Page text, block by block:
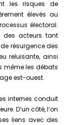
les risques de
élevés au
électoral.
des acteurs tant
résurgence des
reluisante, ainsi
même les débats
est-ouest.
internes conduit
D’un côté, l’on
liens avec des